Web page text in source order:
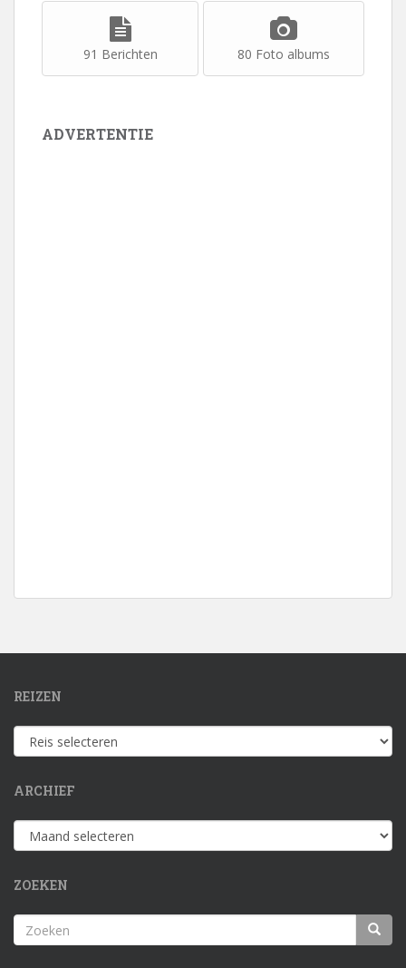
91 Berichten 80 Foto albums
ADVERTENTIE
REIZEN
Reizen
ARCHIEF
Archief
ZOEKEN
Zoeken